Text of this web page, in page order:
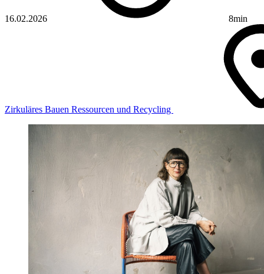
16.02.2026 8min
Zirkuläres Bauen Ressourcen und Recycling